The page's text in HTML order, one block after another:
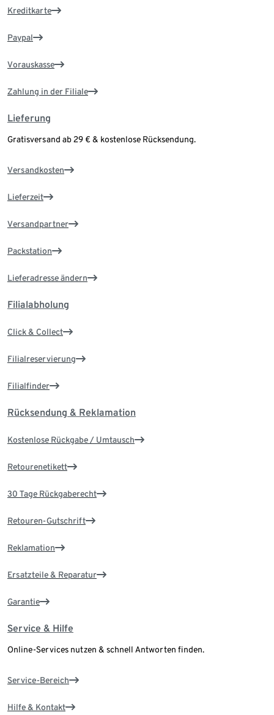
Kreditkarte
Paypal
Vorauskasse
Zahlung in der Filiale
Lieferung
Gratisversand ab 29 € & kostenlose Rücksendung.
Versandkosten
Lieferzeit
Versandpartner
Packstation
Lieferadresse ändern
Filialabholung
Click & Collect
Filialreservierung
Filialfinder
Rücksendung & Reklamation
Kostenlose Rückgabe / Umtausch
Retourenetikett
30 Tage Rückgaberecht
Retouren-Gutschrift
Reklamation
Ersatzteile & Reparatur
Garantie
Service & Hilfe
Online-Services nutzen & schnell Antworten finden.
Service-Bereich
Hilfe & Kontakt